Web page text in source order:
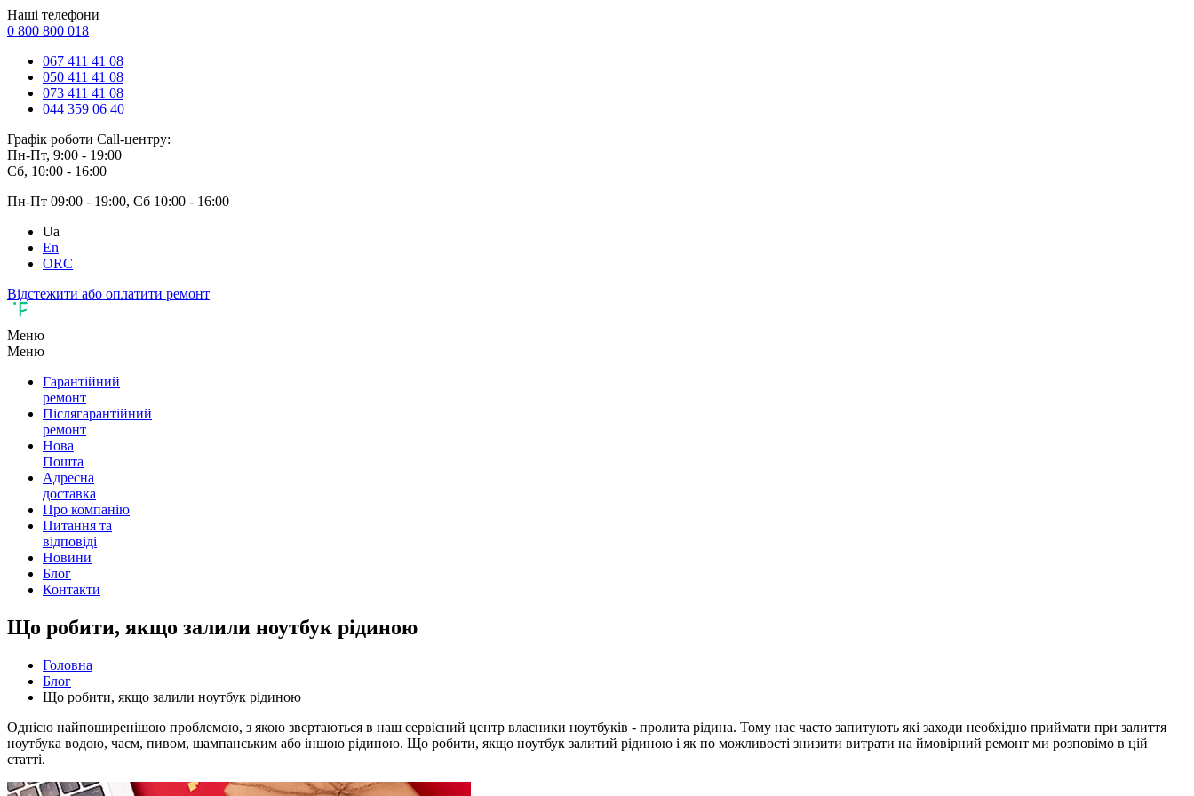
Наші телефони
0 800 800 018
067 411 41 08
050 411 41 08
073 411 41 08
044 359 06 40
Графік роботи Call-центру:
Пн-Пт, 9:00 - 19:00
Сб, 10:00 - 16:00
Пн-Пт 09:00 - 19:00, Сб 10:00 - 16:00
Ua
En
ORC
Відстежити або оплатити ремонт
Меню
Меню
Гарантійний
ремонт
Післягарантійний
ремонт
Нова
Пошта
Адресна
доставка
Про компанію
Питання та
відповіді
Новини
Блог
Контакти
Що робити, якщо залили ноутбук рідиною
Головна
Блог
Що робити, якщо залили ноутбук рідиною
Однією найпоширенішою проблемою, з якою звертаються в наш сервісний центр власники ноутбуків - пролита рідина. Тому нас часто запитують які заходи необхідно приймати при залиття
ноутбука водою, чаєм, пивом, шампанським або іншою рідиною. Що робити, якщо ноутбук залитий рідиною і як по можливості знизити витрати на ймовірний ремонт ми розповімо в цій
статті.